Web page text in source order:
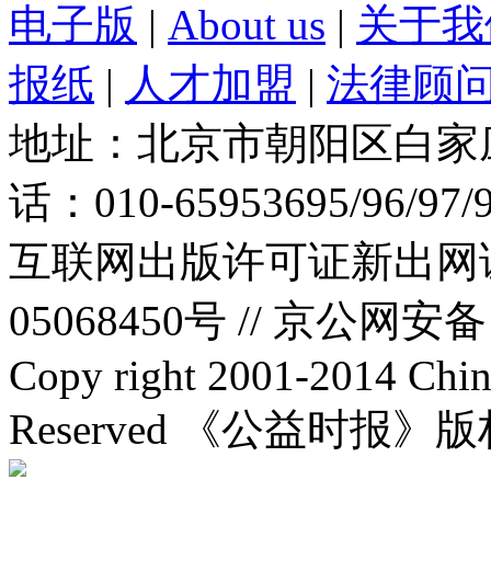
电子版 | About us | 关于
报纸 | 人才加盟 | 法律顾
地址：北京市朝阳区白
话：010-65953695/96/
互联网出版许可证新出
05068450号 // 京公网安
Copy right 2001-2014
Reserved 《公益时报》